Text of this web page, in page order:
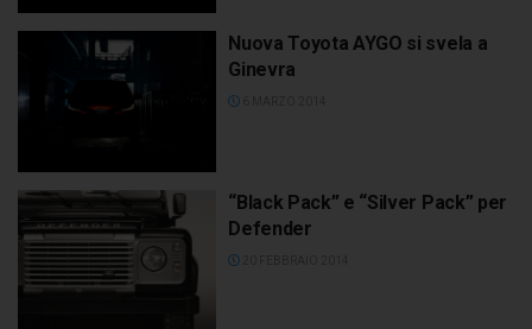
Nuova Toyota AYGO si svela a
Ginevra
“Black Pack” e “Silver Pack” per
Defender